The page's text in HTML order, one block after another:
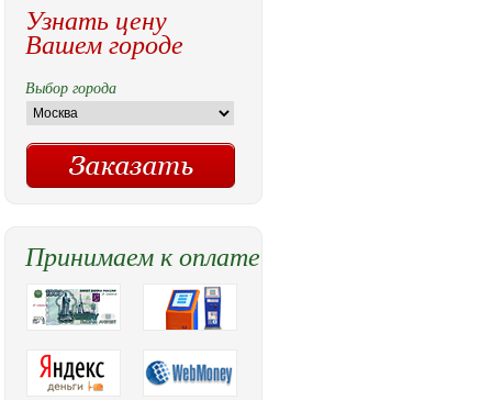
Узнать цену
Вашем городе
Выбор города
Принимаем к оплате